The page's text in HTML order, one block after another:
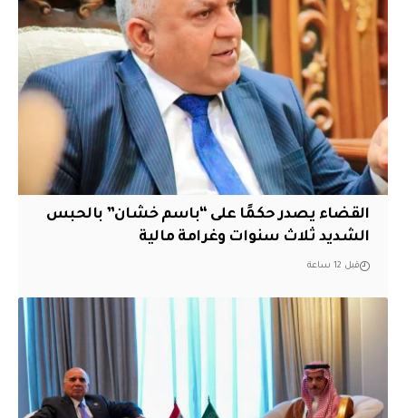
القضاء يصدر حكمًا على “باسم خشان” بالحبس
الشديد ثلاث سنوات وغرامة مالية
قبل 12 ساعة